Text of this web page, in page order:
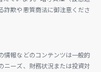
詐欺や悪質商法に御注意くださ
情報などのコンテンツは一般的
ニーズ、財務状況または投資対